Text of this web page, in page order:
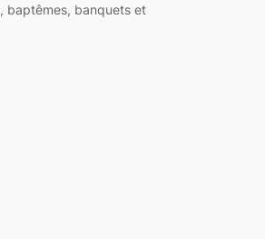
baptêmes, banquets et